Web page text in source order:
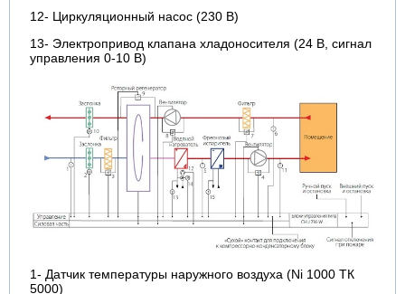
12- Циркуляционный насос (230 В)
13- Электропривод клапана хладоносителя (24 В, сигнал
управления 0-10 В)
1- Датчик температуры наружного воздуха (Ni 1000 ТК
5000)